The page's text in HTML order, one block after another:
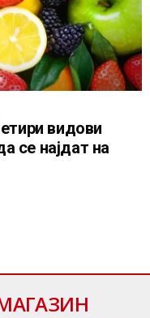
видови
се најдат на